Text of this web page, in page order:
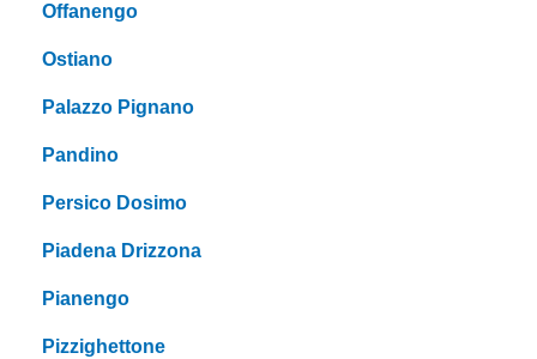
Offanengo
Ostiano
Palazzo Pignano
Pandino
Persico Dosimo
Piadena Drizzona
Pianengo
Pizzighettone